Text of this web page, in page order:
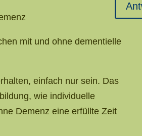
mit und ohne dementielle
einfach nur sein. Das
wie individuelle
Demenz eine erfüllte Zeit